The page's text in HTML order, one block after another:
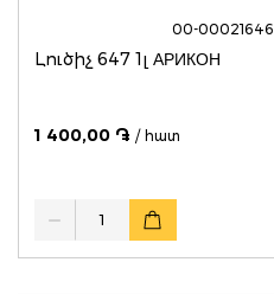
00-00021646
Լուծիչ 647 1լ АРИКОН
1 400,00 ֏ / հատ